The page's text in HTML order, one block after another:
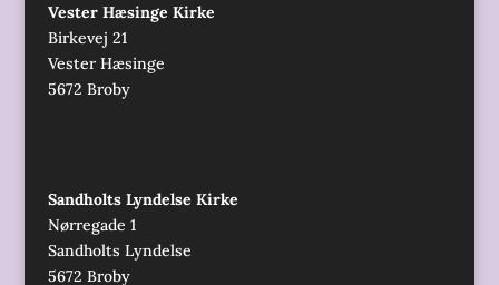
Vester Hæsinge Kirke
Birkevej 21
Vester Hæsinge
5672 Broby
Sandholts Lyndelse Kirke
Nørregade 1
Sandholts Lyndelse
5672 Broby